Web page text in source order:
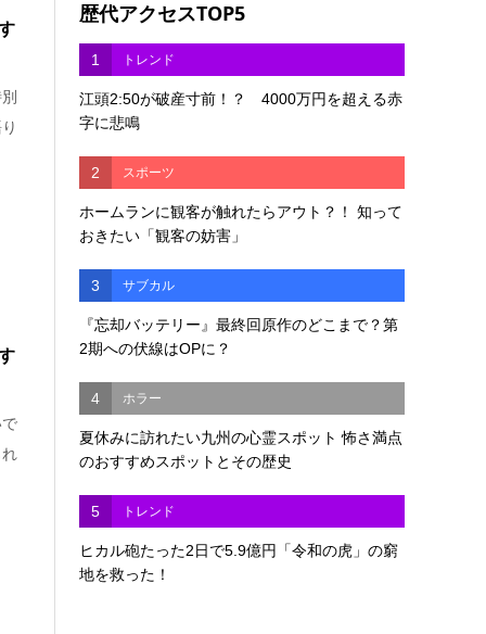
歴代アクセスTOP5
1 トレンド
江頭2:50が破産寸前！？ 4000万円を超える赤
字に悲鳴
2 スポーツ
ホームランに観客が触れたらアウト？！ 知って
おきたい「観客の妨害」
3 サブカル
『忘却バッテリー』最終回原作のどこまで？第
2期への伏線はOPに？
4 ホラー
夏休みに訪れたい九州の心霊スポット 怖さ満点
のおすすめスポットとその歴史
5 トレンド
ヒカル砲たった2日で5.9億円「令和の虎」の窮
地を救った！